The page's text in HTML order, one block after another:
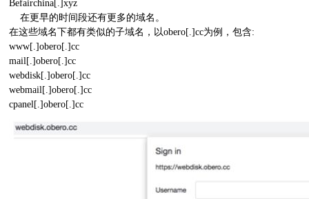
Befairchina[.]xyz
在更早的时间段还有更多的域名。
在这些域名下都有类似的子域名，以obero[.]cc为例，包含:
www[.]obero[.]cc
mail[.]obero[.]cc
webdisk[.]obero[.]cc
webmail[.]obero[.]cc
cpanel[.]obero[.]cc